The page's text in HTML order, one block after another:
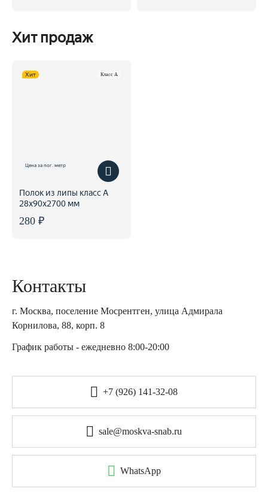
Хит продаж
Класс A
Хит
Цена за пог. метр
Полок из липы класс А
28x90x2700 мм
280 ₽
Контакты
г. Москва, поселение Мосрентген, улица Адмирала
Корнилова, 88, корп. 8
График работы - ежедневно 8:00-20:00
+7 (926) 141-32-08
sale@moskva-snab.ru
WhatsApp